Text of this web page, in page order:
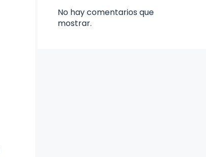
No hay comentarios que
mostrar.